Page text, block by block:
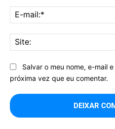
Salvar o meu nome, e-mail
próxima vez que eu comentar.